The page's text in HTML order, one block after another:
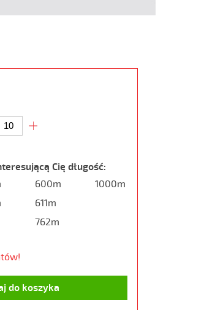
Cię długość:
600m
611m
762m
1000m
do koszyka